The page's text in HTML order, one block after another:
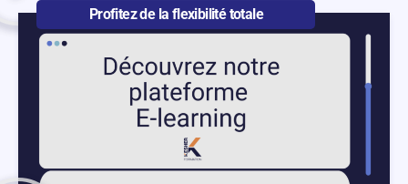
Profitez de la flexibilité totale